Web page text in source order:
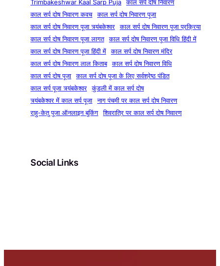
Trimbakeshwar Kaal Sarp Puja
काल सर्प दोष निवारण
काल सर्प दोष निवारण कवच
काल सर्प दोष निवारण पूजा
काल सर्प दोष निवारण पूजा त्र्यंबकेश्वर
काल सर्प दोष निवारण पूजा प्रक्रिया
काल सर्प दोष निवारण पूजा लागत
काल सर्प दोष निवारण पूजा विधि हिंदी में
काल सर्प दोष निवारण पूजा हिंदी में
काल सर्प दोष निवारण मंदिर
काल सर्प दोष निवारण लाल किताब
काल सर्प दोष निवारण विधि
काल सर्प दोष पूजा
काल सर्प दोष पूजा के लिए सर्वश्रेष्ठ पंडित
काल सर्प पूजा त्र्यंबकेश्वर
कुंडली में काल सर्प दोष
त्र्यंबकेश्वर में काल सर्प पूजा
नाग पंचमी पर काल सर्प दोष निवारण
राहु-केतु पूजा ऑनलाइन बुकिंग
शिवरात्रि पर काल सर्प दोष निवारण
Social Links